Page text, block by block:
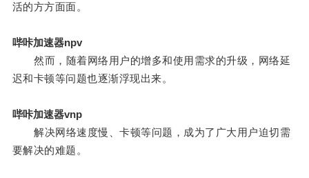
活的方方面面。
哔咔加速器npv
然而，随着网络用户的增多和使用需求的升级，网络延
迟和卡顿等问题也逐渐浮现出来。
哔咔加速器vnp
解决网络速度慢、卡顿等问题，成为了广大用户迫切需
要解决的难题。